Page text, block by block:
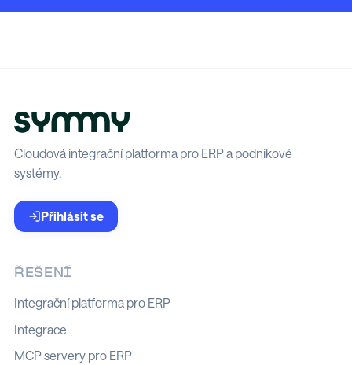
Cloudová integrační platforma pro ERP a podnikové
systémy.
Přihlásit se
ŘEŠENÍ
Integrační platforma pro ERP
Integrace
MCP servery pro ERP